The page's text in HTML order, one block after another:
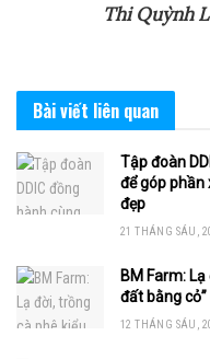
Thi Quỳnh
Bài viết liên quan
Tập đoàn
để góp
đẹp
21 THÁNG SÁU,
BM Farm:
đất bằng cỏ”
12 THÁNG SÁU,